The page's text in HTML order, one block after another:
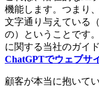
機能します。つまり
文字通り与えている
の）ということです
に関する当社のガイ
ChatGPTでウェブサ
顧客が本当に抱いて